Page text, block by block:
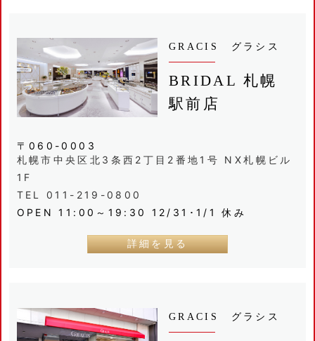
GRACIS グラシス
BRIDAL 札幌
駅前店
〒060-0003
札幌市中央区北3条西2丁目2番地1号 NX札幌ビル
1F
TEL 011-219-0800
OPEN 11:00～19:30 12/31･1/1 休み
詳細を見る
GRACIS グラシス